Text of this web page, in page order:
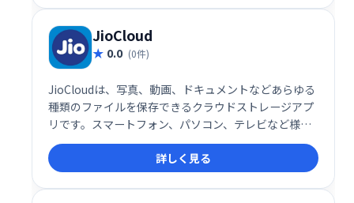
ます。アプリ連携機能も備え、既存ツールとの統合も
容易です。チーム、部門、プロジェクト単位での整理
も可能です。
JioCloud
0.0 (0件)
JioCloudは、写真、動画、ドキュメントなどあらゆる
種類のファイルを保存できるクラウドストレージアプ
リです。スマートフォン、パソコン、テレビなど様々
なデバイスからアクセス可能。最大100GBのオンライ
ンストレージが利用でき、プロモーションを利用すれ
ばさらに容量を増やすことも可能です。大切な思い出
やファイルを安全に、そして簡単に管理しましょう。
詳しく見る